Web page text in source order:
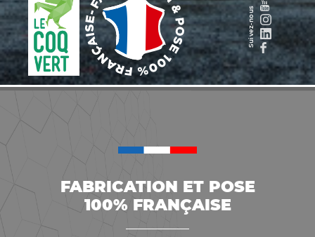
Suivez-nous
FABRICATION ET POSE
100% FRANÇAISE